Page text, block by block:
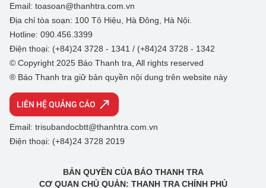
Email: toasoan@thanhtra.com.vn
Địa chỉ tòa soạn: 100 Tô Hiệu, Hà Đông, Hà Nội.
Hotline: 090.456.3399
Điện thoại: (+84)24 3728 - 1341 / (+84)24 3728 - 1342
© Copyright 2025 Báo Thanh tra, All rights reserved
® Báo Thanh tra giữ bản quyền nội dung trên website này
LIÊN HỆ QUẢNG CÁO
Email: trisubandocbtt@thanhtra.com.vn
Điện thoại: (+84)24 3728 2019
BẢN QUYỀN CỦA BÁO THANH TRA
CƠ QUAN CHỦ QUẢN: THANH TRA CHÍNH PHỦ